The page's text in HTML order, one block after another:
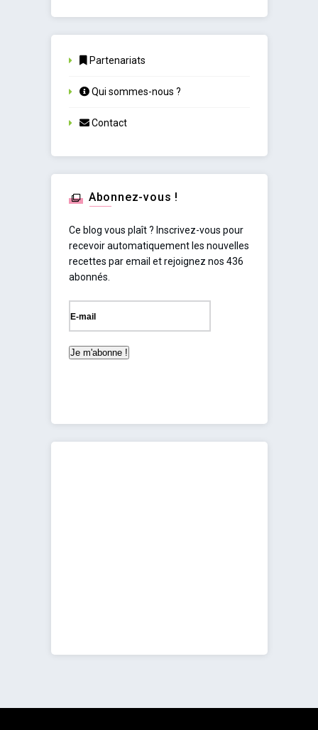
Partenariats
Qui sommes-nous ?
Contact
Abonnez-vous !
Ce blog vous plaît ? Inscrivez-vous pour
recevoir automatiquement les nouvelles
recettes par email et rejoignez nos 436
abonnés.